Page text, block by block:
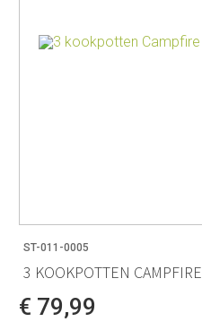
ST-011-0005
3 KOOKPOTTEN CAMPFIRE
€ 79,99